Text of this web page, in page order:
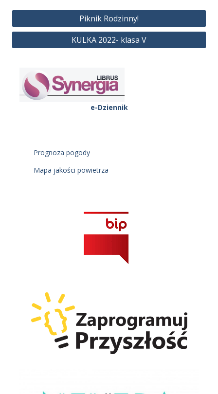
Nawigacja
wpisu
Piknik Rodzinny!
KULKA 2022- klasa V
e-Dziennik
Prognoza pogody
Mapa jakości powietrza